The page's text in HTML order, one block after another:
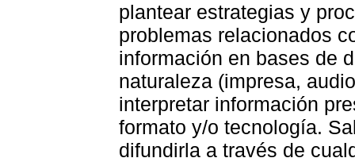
plantear estrategias y
problemas relacionados
información en bases de
naturaleza (impresa,
interpretar información
formato y/o tecnología.
difundirla a través de